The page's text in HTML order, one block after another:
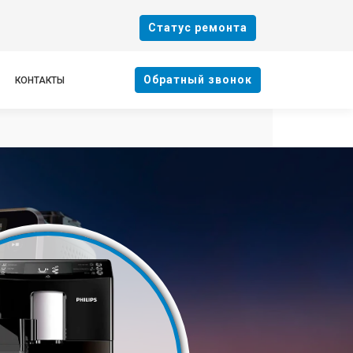
Cтатус ремонта
КОНТАКТЫ Oбратный звонок